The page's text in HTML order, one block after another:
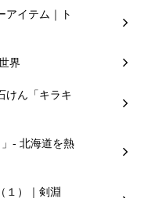
アイテム｜ト
界
けん「キラキ
- 北海道を熱
１）｜剣淵